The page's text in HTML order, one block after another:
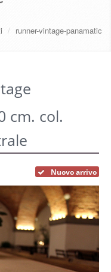
/ runner-vintage-panamatic
cm. col.
Nuovo arrivo